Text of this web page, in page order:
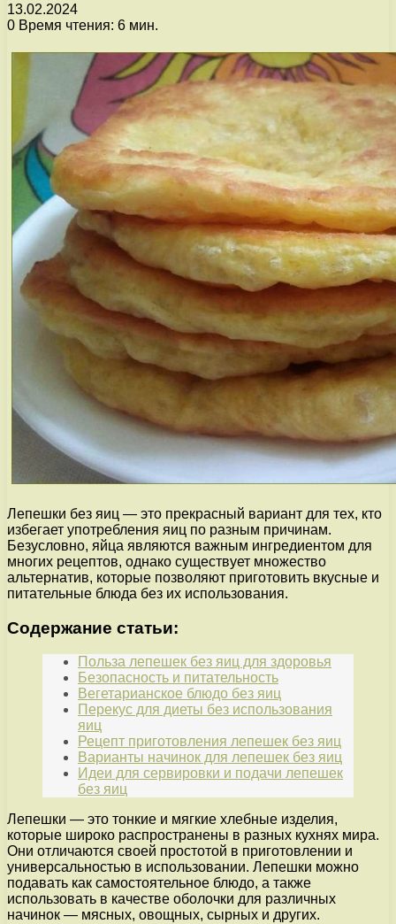
13.02.2024
0 Время чтения: 6 мин.
Лепешки без яиц — это прекрасный вариант для тех, кто
избегает употребления яиц по разным причинам.
Безусловно, яйца являются важным ингредиентом для
многих рецептов, однако существует множество
альтернатив, которые позволяют приготовить вкусные и
питательные блюда без их использования.
Содержание статьи:
Польза лепешек без яиц для здоровья
Безопасность и питательность
Вегетарианское блюдо без яиц
Перекус для диеты без использования
яиц
Рецепт приготовления лепешек без яиц
Варианты начинок для лепешек без яиц
Идеи для сервировки и подачи лепешек
без яиц
Лепешки — это тонкие и мягкие хлебные изделия,
которые широко распространены в разных кухнях мира.
Они отличаются своей простотой в приготовлении и
универсальностью в использовании. Лепешки можно
подавать как самостоятельное блюдо, а также
использовать в качестве оболочки для различных
начинок — мясных, овощных, сырных и других.